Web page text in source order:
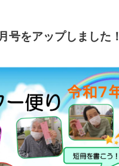
をアップしました！